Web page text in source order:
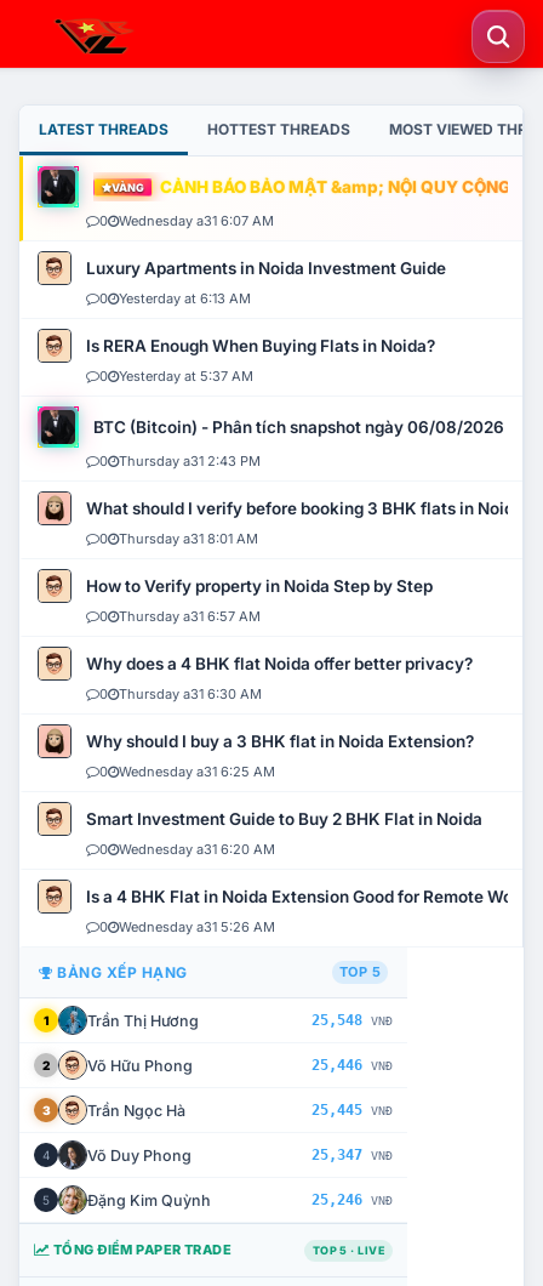
LATEST THREADS HOTTEST THREADS MOST VIEWED
VÀNG CẢNH BÁO BẢO MẬT &amp; NỘI QUY CỘNG
0 Wednesday a31 6:07 AM
Luxury Apartments in Noida Investment Guide
0 Yesterday at 6:13 AM
Is RERA Enough When Buying Flats in Noida?
0 Yesterday at 5:37 AM
BTC (Bitcoin) - Phân tích snapshot ngày 06/08/2026
0 Thursday a31 2:43 PM
What should I verify before booking 3 BHK flats in Noida?
0 Thursday a31 8:01 AM
How to Verify property in Noida Step by Step
0 Thursday a31 6:57 AM
Why does a 4 BHK flat Noida offer better privacy?
0 Thursday a31 6:30 AM
Why should I buy a 3 BHK flat in Noida Extension?
0 Wednesday a31 6:25 AM
Smart Investment Guide to Buy 2 BHK Flat in Noida
0 Wednesday a31 6:20 AM
Is a 4 BHK Flat in Noida Extension Good for Remote Work?
0 Wednesday a31 5:26 AM
BẢNG XẾP HẠNG TOP 5
1 Trần Thị Hương 25,548 VNĐ
2 Võ Hữu Phong 25,446 VNĐ
3 Trần Ngọc Hà 25,445 VNĐ
4 Võ Duy Phong 25,347 VNĐ
5 Đặng Kim Quỳnh 25,246 VNĐ
TỔNG ĐIỂM PAPER TRADE TOP 5 · LIVE